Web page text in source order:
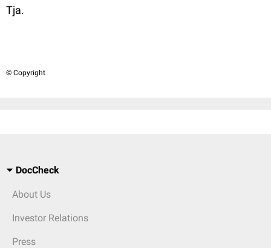
Tja.
© Copyright
DocCheck
About Us
Investor Relations
Press